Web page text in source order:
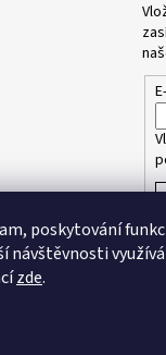
poskytování
návštěvnosti
zde.